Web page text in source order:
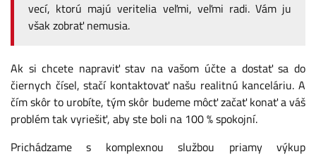
vecí, ktorú majú veritelia veľmi, veľmi radi. Vám ju
však zobrať nemusia.
Ak si chcete napraviť stav na vašom účte a dostať sa do
čiernych čísel, stačí kontaktovať našu realitnú kanceláriu. A
čím skôr to urobíte, tým skôr budeme môcť začať konať a váš
problém tak vyriešiť, aby ste boli na 100 % spokojní.
Prichádzame s komplexnou službou priamy výkup